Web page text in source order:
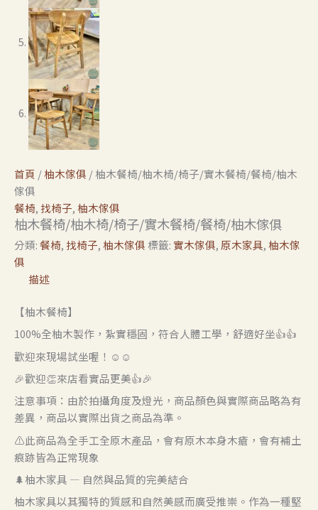
首頁 /柚木傢俱 / 柚木餐椅/柚木椅/椅子/實木餐椅/餐椅/柚木
傢俱
餐椅,找椅子,柚木傢俱
柚木餐椅/柚木椅/椅子/實木餐椅/餐椅/柚木傢俱
分類:餐椅,找椅子,柚木傢俱標籤:實木傢俱,原木家具,柚木傢
俱
描述
【柚木餐椅】
100%全柚木製作，紮實穩固，符合人體工學，舒適好坐👍👍
歡迎來現場試坐喔！☺️☺️
🎉歡迎👏來店看實品更美👍🎉
注意事項：由於拍攝角度及燈光，商品顏色與實際商品略為有
差異，商品以實際出貨之商品為準。
⚠️此商品為全手工全原木產品，會有原木本身木瘡，會有補土
痕跡皆為正常現象
🌲柚木家具 — 自然與品質的完美結合
柚木家具以其獨特的質感和自然美感而廣受推崇。作為一種堅